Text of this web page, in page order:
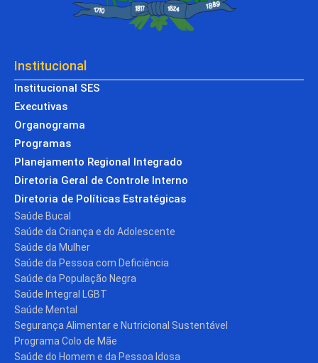
Institucional
Institucional SES
Executivas
Organograma
Programas
Planejamento Regional Integrado
Diretoria Geral de Controle Interno
Diretoria de Políticas Estratégicas
Saúde Bucal
Saúde da Criança e do Adolescente
Saúde da Mulher
Saúde da Pessoa com Deficiência
Saúde da População Negra
Saúde Integral LGBT
Saúde Mental
Segurança Alimentar e Nutricional Sustentável
Programa Colo de Mãe
Saúde do Homem e da Pessoa Idosa